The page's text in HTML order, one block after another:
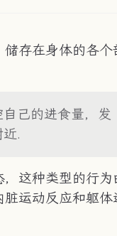
存在身体的各个
己的进食量，发
.
这种类型的行为
运动反应和躯体